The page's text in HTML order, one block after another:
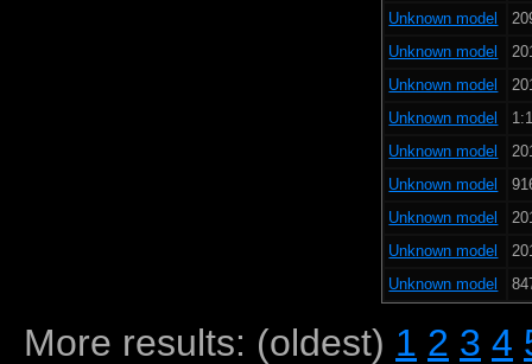
Unknown model
Unknown model
Unknown model
Unknown model
Unknown model
Unknown model
Unknown model
Unknown model
Unknown model
More results: (oldest) 1 2 3 4